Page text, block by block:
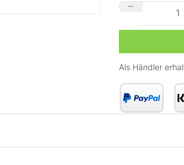
24V DC LED
Als Händler